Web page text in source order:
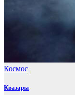
Космос
Квазары